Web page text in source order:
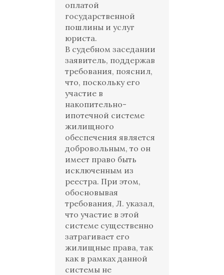
оплатой
государственной
пошлины и услуг
юриста.
В судебном заседании
заявитель, поддержав
требования, пояснил,
что, поскольку его
участие в
накопительно-
ипотечной системе
жилищного
обеспечения является
добровольным, то он
имеет право быть
исключенным из
реестра. При этом,
обосновывая
требования, Л. указал,
что участие в этой
системе существенно
затрагивает его
жилищные права, так
как в рамках данной
системы не